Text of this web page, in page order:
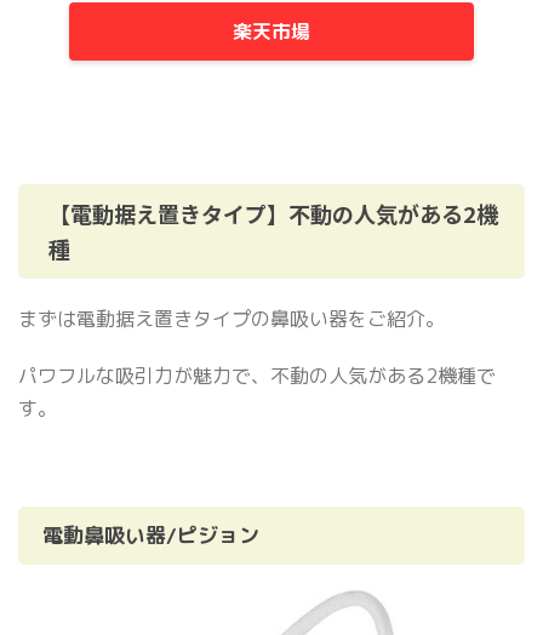
楽天市場
【電動据え置きタイプ】不動の人気がある2機
種
まずは電動据え置きタイプの鼻吸い器をご紹介。
パワフルな吸引力が魅力で、不動の人気がある2機種で
す。
電動鼻吸い器/ピジョン